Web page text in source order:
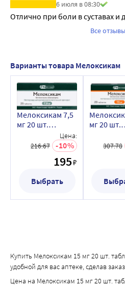
6 июля в 08:30
Отлично при боли в суставах
Все
Варианты товара Мелоксикам
Мелоксикам 7,5
мг 20 шт.
Цена:
216.67
10
195₽
Выбрать
мг 20 шт.
307.78
Купить Мелоксикам 15 мг 20 шт.
удобной для вас аптеке, сделав
Цена на Мелоксикам 15 мг 20 шт.